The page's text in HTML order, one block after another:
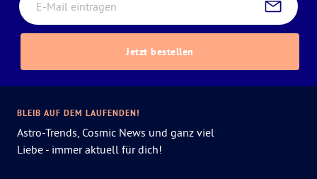
Jetzt bestellen
BLEIB AUF DEM LAUFENDEN!
Astro-Trends, Cosmic News und ganz viel
Liebe - immer aktuell für dich!